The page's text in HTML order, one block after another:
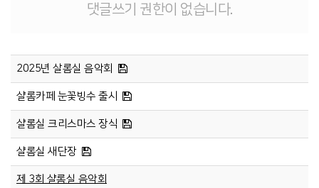
댓글쓰기 권한이 없습니다.
2025년 살롬실 음악회
샬롬카페 눈꽃빙수 출시
샬롬실 크리스마스 장식
샬롬실 새단장
제 3회 샬롬실 음악회